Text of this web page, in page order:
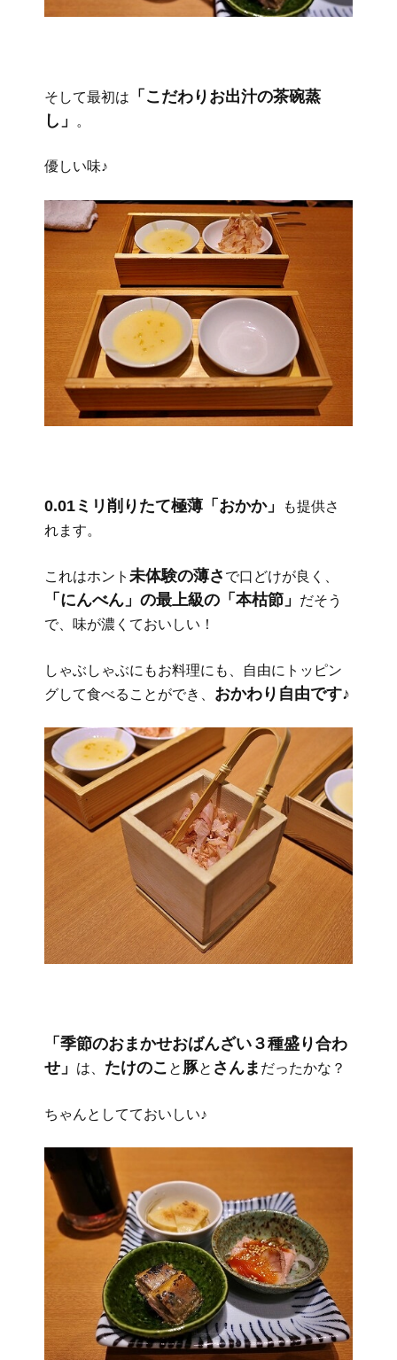
そして最初は
「こだわりお出汁の茶碗蒸
し」
。
優しい味♪
0.01ミリ削りたて極薄「おかか」
も提供さ
れます。
これはホント 未体験の薄さ で口どけが良く、
「にんべん」の最上級の「本枯節」
だそう
で、味が濃くておいしい！
しゃぶしゃぶにもお料理にも、自由にトッピン
グして食べることができ、 おかわり自由です♪
「季節のおまかせおばんざい３種盛り合わ
せ」
は、 たけのこ と 豚と さんま だったかな？
ちゃんとしてておいしい♪